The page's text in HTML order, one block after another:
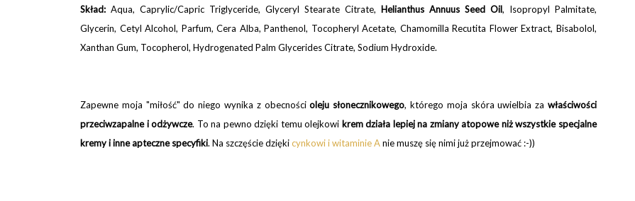
Skład: Aqua, Caprylic/Capric Triglyceride, Glyceryl Stearate Citrate, Helianthus Annuus Seed Oil, Isopropyl Palmitate,
Glycerin, Cetyl Alcohol, Parfum, Cera Alba, Panthenol, Tocopheryl Acetate, Chamomilla Recutita Flower Extract, Bisabolol,
Xanthan Gum, Tocopherol, Hydrogenated Palm Glycerides Citrate, Sodium Hydroxide.
Zapewne moja "miłość" do niego wynika z obecnościoleju słonecznikowego, którego moja skóra uwielbia zawłaściwości
przeciwzapalne i odżywcze. To na pewno dzięki temu olejkowi krem działa lepiej na zmiany atopowe niż wszystkie specjalne
kremy i inne apteczne specyfiki. Na szczęście dziękicynkowi i witaminie Anie muszę się nimi już przejmować :-))